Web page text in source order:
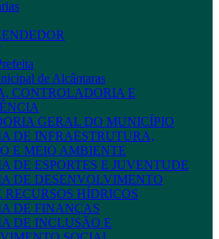
de Alcântaras
CONTROLADORIA E
GERAL DO MUNICÍPIO
DE INFRAESTRUTURA,
E MEIO AMBIENTE
DE ESPORTES E JUVENTUDE
DE DESENVOLVIMENTO
RECURSOS HÍDRICOS
DE FINANÇAS
DE INCLUSÃO E